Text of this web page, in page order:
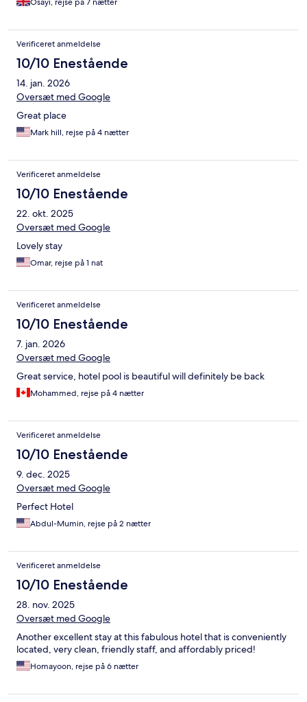
Osayi, rejse på 7 nætter
Verificeret anmeldelse
10/10 Enestående
14. jan. 2026
Oversæt med Google
Great place
Mark hill, rejse på 4 nætter
Verificeret anmeldelse
10/10 Enestående
22. okt. 2025
Oversæt med Google
Lovely stay
Omar, rejse på 1 nat
Verificeret anmeldelse
10/10 Enestående
7. jan. 2026
Oversæt med Google
Great service, hotel pool is beautiful will definitely be back
Mohammed, rejse på 4 nætter
Verificeret anmeldelse
10/10 Enestående
9. dec. 2025
Oversæt med Google
Perfect Hotel
Abdul-Mumin, rejse på 2 nætter
Verificeret anmeldelse
10/10 Enestående
28. nov. 2025
Oversæt med Google
Another excellent stay at this fabulous hotel that is conveniently
located, very clean, friendly staff, and affordably priced!
Homayoon, rejse på 6 nætter